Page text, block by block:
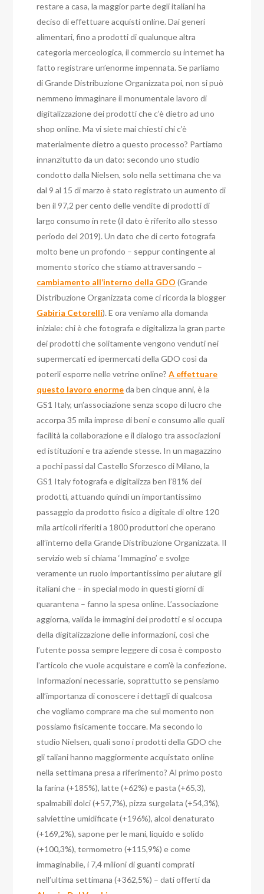
restare a casa, la maggior parte degli italiani ha
deciso di effettuare acquisti online. Dai generi
alimentari, fino a prodotti di qualunque altra
categoria merceologica, il commercio su internet ha
fatto registrare un’enorme impennata. Se parliamo
di Grande Distribuzione Organizzata poi, non si può
nemmeno immaginare il monumentale lavoro di
digitalizzazione dei prodotti che c’è dietro ad uno
shop online. Ma vi siete mai chiesti chi c’è
materialmente dietro a questo processo? Partiamo
innanzitutto da un dato: secondo uno studio
condotto dalla Nielsen, solo nella settimana che va
dal 9 al 15 di marzo è stato registrato un aumento di
ben il 97,2 per cento delle vendite di prodotti di
largo consumo in rete (il dato è riferito allo stesso
periodo del 2019). Un dato che di certo fotografa
molto bene un profondo – seppur contingente al
momento storico che stiamo attraversando –
cambiamento all’interno della GDO (Grande
Distribuzione Organizzata come ci ricorda la blogger
Gabiria Cetorelli). E ora veniamo alla domanda
iniziale: chi è che fotografa e digitalizza la gran parte
dei prodotti che solitamente vengono venduti nei
supermercati ed ipermercati della GDO così da
poterli esporre nelle vetrine online?A effettuare
questo lavoro enormeda ben cinque anni, è la
GS1 Italy, un’associazione senza scopo di lucro che
accorpa 35 mila imprese di beni e consumo alle quali
facilità la collaborazione e il dialogo tra associazioni
ed istituzioni e tra aziende stesse. In un magazzino
a pochi passi dal Castello Sforzesco di Milano, la
GS1 Italy fotografa e digitalizza ben l’81% dei
prodotti, attuando quindi un importantissimo
passaggio da prodotto fisico a digitale di oltre 120
mila articoli riferiti a 1800 produttori che operano
all’interno della Grande Distribuzione Organizzata. Il
servizio web si chiama ‘Immagino’ e svolge
veramente un ruolo importantissimo per aiutare gli
italiani che – in special modo in questi giorni di
quarantena – fanno la spesa online. L’associazione
aggiorna, valida le immagini dei prodotti e si occupa
della digitalizzazione delle informazioni, così che
l’utente possa sempre leggere di cosa è composto
l’articolo che vuole acquistare e com’è la confezione.
Informazioni necessarie, soprattutto se pensiamo
all’importanza di conoscere i dettagli di qualcosa
che vogliamo comprare ma che sul momento non
possiamo fisicamente toccare. Ma secondo lo
studio Nielsen, quali sono i prodotti della GDO che
gli taliani hanno maggiormente acquistato online
nella settimana presa a riferimento? Al primo posto
la farina (+185%), latte (+62%) e pasta (+65,3),
spalmabili dolci (+57,7%), pizza surgelata (+54,3%),
salviettine umidificate (+196%), alcol denaturato
(+169,2%), sapone per le mani, liquido e solido
(+100,3%), termometro (+115,9%) e come
immaginabile, i 7,4 milioni di guanti comprati
nell’ultima settimana (+362,5%) – dati offerti da